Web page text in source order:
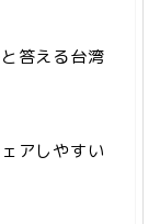
答える台湾
アしやすい